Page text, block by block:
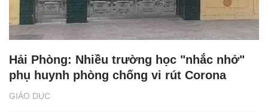
GIÁO DỤC
Hải Phòng: Nhiều trường học "nhắc nhở"
phụ huynh phòng chống vi rút Corona